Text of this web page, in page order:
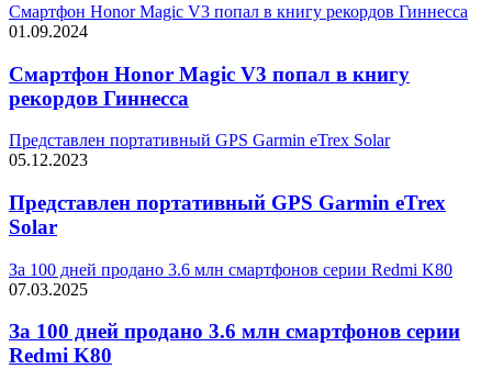
Смартфон Honor Magic V3 попал в книгу рекордов Гиннесса
01.09.2024
Смартфон Honor Magic V3 попал в книгу
рекордов Гиннесса
Представлен портативный GPS Garmin eTrex Solar
05.12.2023
Представлен портативный GPS Garmin eTrex
Solar
За 100 дней продано 3.6 млн смартфонов серии Redmi K80
07.03.2025
За 100 дней продано 3.6 млн смартфонов серии
Redmi K80